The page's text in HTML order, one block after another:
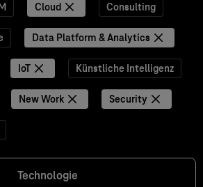
Cloud Consulting
Data Platform & Analytics
IoT Künstliche Intelligenz
New Work Security
Technologie